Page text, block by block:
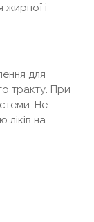
жирної і
для
тракту. При
Не
ліків на